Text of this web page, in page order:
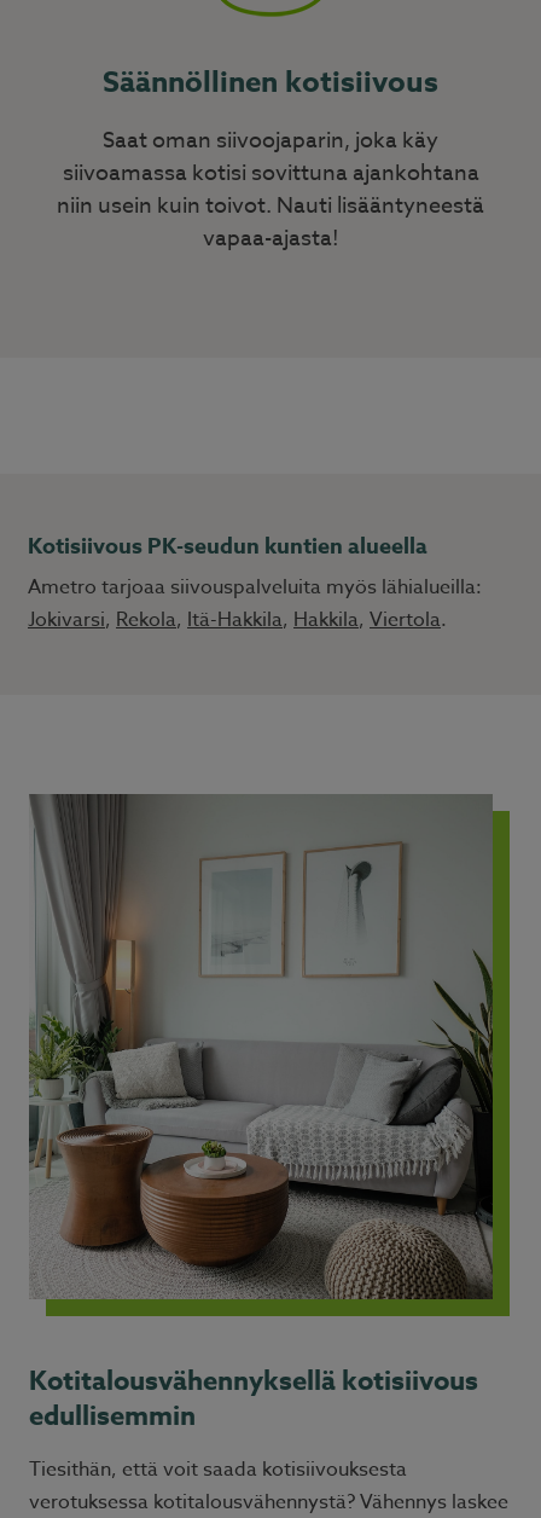
Säännöllinen kotisiivous
Saat oman siivoojaparin, joka käy
siivoamassa kotisi sovittuna ajankohtana
niin usein kuin toivot. Nauti lisääntyneestä
vapaa-ajasta!
Kotisiivous PK-seudun kuntien alueella
Ametro tarjoaa siivouspalveluita myös lähialueilla:
Jokivarsi, Rekola, Itä-Hakkila, Hakkila, Viertola.
Kotitalousvähennyksellä kotisiivous
edullisemmin
Tiesithän, että voit saada kotisiivouksesta
verotuksessa kotitalousvähennystä? Vähennys laskee